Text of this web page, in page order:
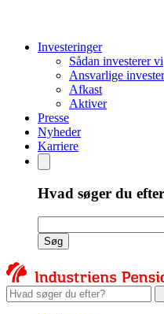
Investeringer
Sådan investerer vi
Ansvarlige
Afkast
Aktiver
Presse
Nyheder
Karriere
Hvad søger du
Søg
Søgeord